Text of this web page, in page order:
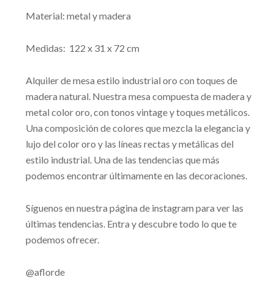
Material: metal y madera
Medidas: 122 x 31 x 72 cm
Alquiler de mesa estilo industrial oro con toques de
madera natural. Nuestra mesa compuesta de madera y
metal color oro, con tonos vintage y toques metálicos.
Una composición de colores que mezcla la elegancia y
lujo del color oro y las líneas rectas y metálicas del
estilo industrial. Una de las tendencias que más
podemos encontrar últimamente en las decoraciones.
Síguenos en nuestra página de instagram para ver las
últimas tendencias. Entra y descubre todo lo que te
podemos ofrecer.
@aflorde